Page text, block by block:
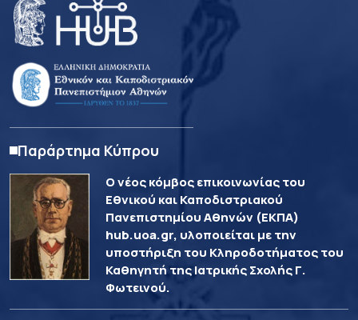
Παράρτημα Κύπρου
Ο νέος κόμβος επικοινωνίας του
Εθνικού και Καποδιστριακού
Πανεπιστημίου Αθηνών (ΕΚΠΑ)
hub.uoa.gr, υλοποιείται με την
υποστήριξη του Κληροδοτήματος του
Καθηγητή της Ιατρικής Σχολής Γ.
Φωτεινού.